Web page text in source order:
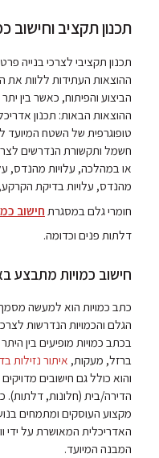
תכנון תקציב וחישוב
תכנון תקציבי לצרכי בנייה
ההוצאות העתידות ללוות את
הביצוע והפיתוח, כאשר בין
ההוצאות הבאות: תכנון
טופוגרפית של השטח המיועד
חשמל ותקשורת הנדרשים
או במהלכה, עלויות מהנדס,
מהנדס, עלויות בדיקת הקרקע,
חומרי גלם במסגרת חישוב
דלתות פנים וכדומה.
חישוב כמויות מתבצע
כתב כמויות הוא למעשה
הגלם והכמויות הנדרשות
בכתב כמויות מופיעים בין
ברזל, מעקות, איתור נזילות
והוא כולל גם חישובים
הדירה/בית (חלונות, דלתות).
מקצוע העוסקים ומתמחים
האדריכלית המאושרת על ידי
המבנה המיועד.